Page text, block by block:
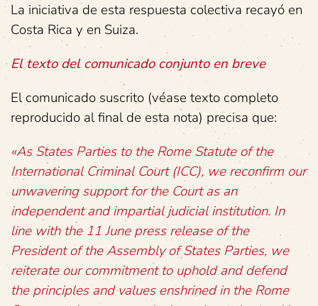
La iniciativa de esta respuesta colectiva recayó en
Costa Rica y en Suiza.
El texto del comunicado conjunto en breve
El comunicado suscrito (véase texto completo
reproducido al final de esta nota) precisa que:
«As States Parties to the Rome Statute of the
International Criminal Court (ICC), we reconfirm our
unwavering support for the Court as an
independent and impartial judicial institution. In
line with the 11 June press release of the
President of the Assembly of States Parties, we
reiterate our commitment to uphold and defend
the principles and values enshrined in the Rome